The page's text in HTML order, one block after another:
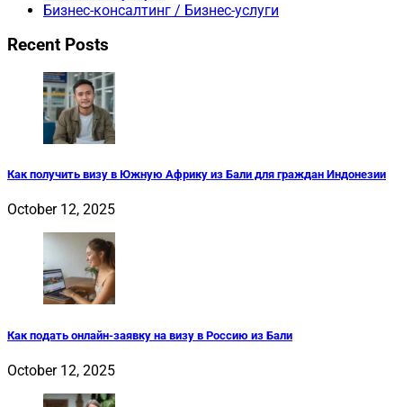
Бизнес-консалтинг / Бизнес-услуги
Recent Posts
Как получить визу в Южную Африку из Бали для граждан Индонезии
October 12, 2025
Как подать онлайн-заявку на визу в Россию из Бали
October 12, 2025